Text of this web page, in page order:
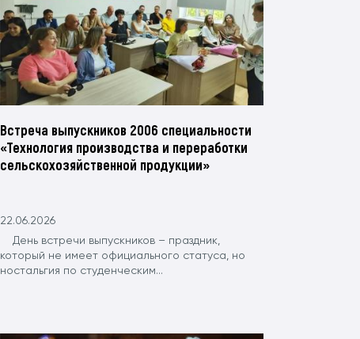
Встреча выпускников 2006 специальности
«Технология производства и переработки
сельскохозяйственной продукции»
22.06.2026
День встречи выпускников – праздник,
который не имеет официального статуса, но
ностальгия по студенческим...